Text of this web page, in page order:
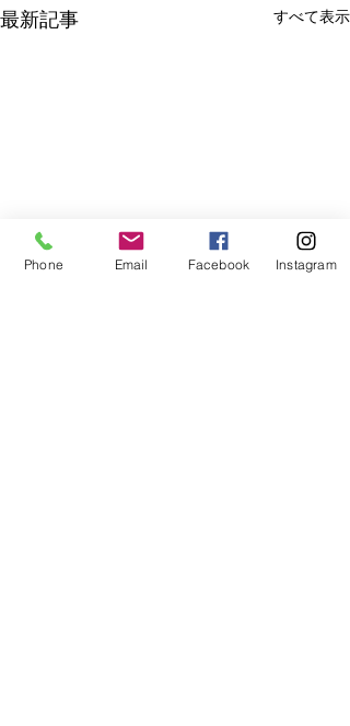
最新記事 すべて表示
Phone Email Facebook Instagram